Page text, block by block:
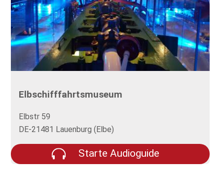
Elbschifffahrtsmuseum
Elbstr 59
DE-21481 Lauenburg (Elbe)
Starte Audioguide